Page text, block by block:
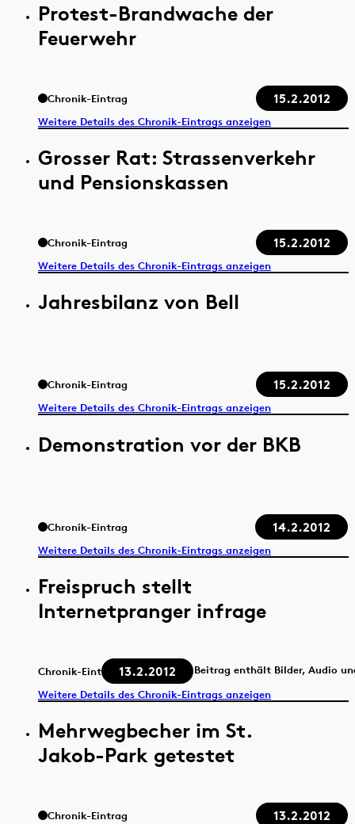
Protest-Brandwache der
Feuerwehr
Chronik-Eintrag 15.2.2012
Weitere Details des Chronik-Eintrags anzeigen
Grosser Rat: Strassenverkehr
und Pensionskassen
Chronik-Eintrag 15.2.2012
Weitere Details des Chronik-Eintrags anzeigen
Jahresbilanz von Bell
Chronik-Eintrag 15.2.2012
Weitere Details des Chronik-Eintrags anzeigen
Demonstration vor der BKB
Chronik-Eintrag 14.2.2012
Weitere Details des Chronik-Eintrags anzeigen
Freispruch stellt
Internetpranger infrage
Chronik-Eintrag 13.2.2012
Beitrag enthält Bilder, Audio
Weitere Details des Chronik-Eintrags anzeigen
Mehrwegbecher im St.
Jakob-Park getestet
Chronik-Eintrag 13.2.2012